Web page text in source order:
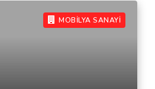
MOBİLYA SANAYİ